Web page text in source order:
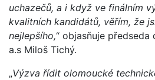
uchazečů, a i když ve finálním
kvalitních kandidátů, věřím, že
nejlepšího,“ objasňuje předseda
a.s Miloš Tichý.
„Výzva řídit olomoucké